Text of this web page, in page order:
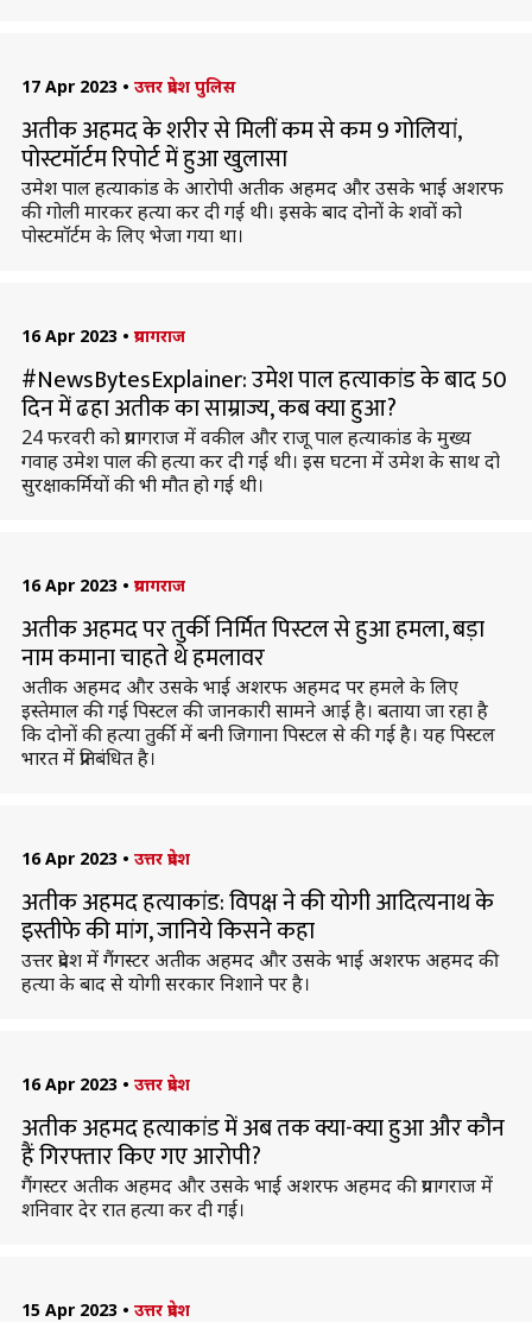
17 Apr 2023 • उत्तर प्रदेश पुलिस
अतीक अहमद के शरीर से मिलीं कम से कम 9 गोलियां,
पोस्टमॉर्टम रिपोर्ट में हुआ खुलासा
उमेश पाल हत्‍याकांड के आरोपी अतीक अहमद और उसके भाई अशरफ
की गोली मारकर हत्‍या कर दी गई थी। इसके बाद दोनों के शवों को
पोस्टमॉर्टम के लिए भेजा गया था।
16 Apr 2023 • प्रयागराज
#NewsBytesExplainer: उमेश पाल हत्याकांड के बाद 50
दिन में ढहा अतीक का साम्राज्य, कब क्या हुआ?
24 फरवरी को प्रयागराज में वकील और राजू पाल हत्याकांड के मुख्य
गवाह उमेश पाल की हत्या कर दी गई थी। इस घटना में उमेश के साथ दो
सुरक्षाकर्मियों की भी मौत हो गई थी।
16 Apr 2023 • प्रयागराज
अतीक अहमद पर तुर्की निर्मित पिस्टल से हुआ हमला, बड़ा
नाम कमाना चाहते थे हमलावर
अतीक अहमद और उसके भाई अशरफ अहमद पर हमले के लिए
इस्तेमाल की गई पिस्टल की जानकारी सामने आई है। बताया जा रहा है
कि दोनों की हत्या तुर्की में बनी जिगाना पिस्टल से की गई है। यह पिस्टल
भारत में प्रतिबंधित है।
16 Apr 2023 • उत्तर प्रदेश
अतीक अहमद हत्याकांड: विपक्ष ने की योगी आदित्यनाथ के
इस्तीफे की मांग, जानिये किसने कहा
उत्तर प्रदेश में गैंगस्टर अतीक अहमद और उसके भाई अशरफ अहमद की
हत्या के बाद से योगी सरकार निशाने पर है।
16 Apr 2023 • उत्तर प्रदेश
अतीक अहमद हत्याकांड में अब तक क्या-क्या हुआ और कौन
हैं गिरफ्तार किए गए आरोपी?
गैंगस्टर अतीक अहमद और उसके भाई अशरफ अहमद की प्रयागराज में
शनिवार देर रात हत्या कर दी गई।
15 Apr 2023 • उत्तर प्रदेश